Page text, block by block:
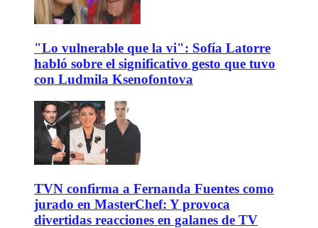
"Lo vulnerable que la vi": Sofía Latorre
habló sobre el significativo gesto que tuvo
con Ludmila Ksenofontova
TVN confirma a Fernanda Fuentes como
jurado en MasterChef: Y provoca
divertidas reacciones en galanes de TV